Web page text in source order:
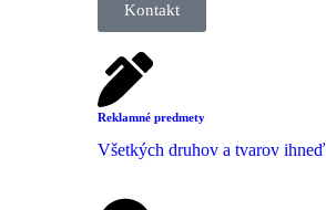
Kontakt
Reklamné predmety
Všetkých druhov a tvarov